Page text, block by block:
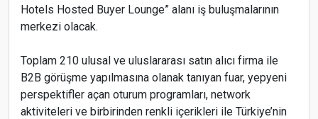
Hotels Hosted Buyer Lounge” alanı iş buluşmalarının
merkezi olacak.
Toplam 210 ulusal ve uluslararası satın alıcı firma ile
B2B görüşme yapılmasına olanak tanıyan fuar, yepyeni
perspektifler açan oturum programları, network
aktiviteleri ve birbirinden renkli içerikleri ile Türkiye’nin